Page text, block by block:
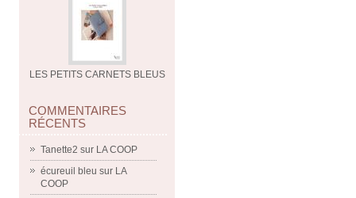
LES PETITS CARNETS BLEUS
COMMENTAIRES
RÉCENTS
Tanette2 sur LA COOP
écureuil bleu sur LA
COOP